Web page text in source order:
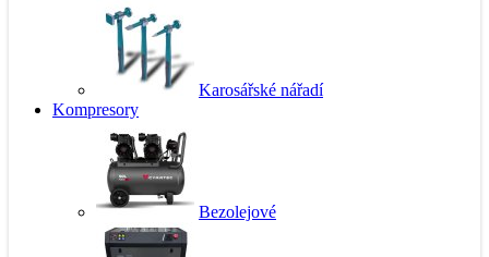
Karosářské nářadí
Kompresory
Bezolejové